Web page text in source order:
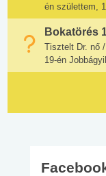
én születtem,
Bokatörés
Tisztelt Dr. nő
19-én